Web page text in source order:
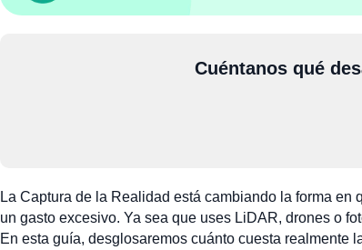
Cuéntanos qué
La Captura de la Realidad está cambiando la forma
un gasto excesivo. Ya sea que uses LiDAR, drones o
En esta guía, desglosaremos cuánto cuesta realmente